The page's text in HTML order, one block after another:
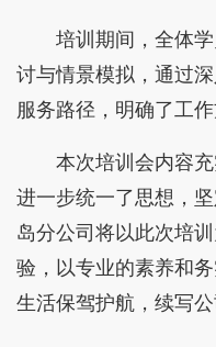
培训期间，全体
讨与情景模拟，通过
服务路径，明确了工作
本次培训会内容
进一步统一了思想，
岛分公司将以此次培
验，以专业的素养和
生活保驾护航，续写